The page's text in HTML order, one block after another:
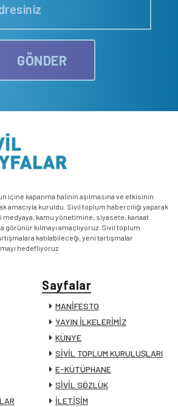
GÖNDER
içine kapanma halinin aşılmasına ve etkisinin
amacıyla kuruldu. Sivil toplum haberciliği yaparak
kamu yönetimine, siyasete, kanaat
görünür kılmayı amaçlıyoruz. Sivil toplum
katılabileceği, yeni tartışmalar
hedefliyoruz.
Sayfalar
MANİFESTO
YAYIN İLKELERİMİZ
KÜNYE
SİVİL TOPLUM KURULUŞLARI
E-KÜTÜPHANE
SİVİL SÖZLÜK
İLETİŞİM